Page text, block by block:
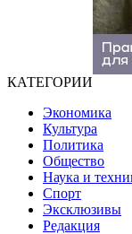
КАТЕГОРИИ
Экономика
Культура
Политика
Общество
Наука и
Спорт
Эксклюзивы
Редакция